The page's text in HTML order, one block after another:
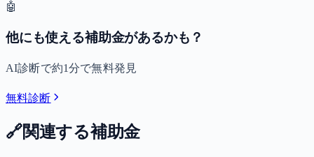
🤖
他にも使える補助金があるかも？
AI診断で約1分で無料発見
無料診断
🔗関連する補助金